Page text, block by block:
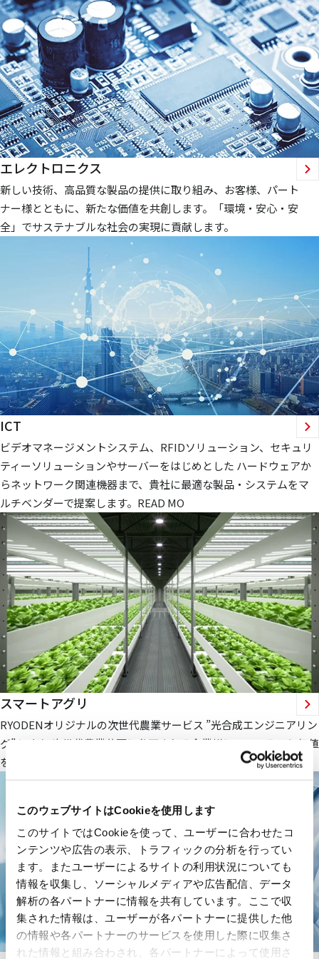
このウェブサイトはCookieを使用します
このサイトではCookieを使って、ユーザーに合わせたコ
ンテンツや広告の表示、トラフィックの分析を行ってい
ます。またユーザーによるサイトの利用状況についても
情報を収集し、ソーシャルメディアや広告配信、データ
解析の各パートナーに情報を共有しています。ここで収
集された情報は、ユーザーが各パートナーに提供した他
の情報や各パートナーのサービスを使用した際に収集さ
れた情報と組み合わされ、各パートナーによって使用さ
エレクトロニクス
新しい技術、高品質な製品の提供に取り組み、お客様、パート
ナー様とともに、新たな価値を共創します。「環境・安心・安
全」でサステナブルな社会の実現に貢献します。
ICT
ビデオマネージメントシステム、RFIDソリューション、セキュリ
ティーソリューションやサーバーをはじめとした ハードウェアか
らネットワーク関連機器まで、貴社に最適な製品・システムをマ
ルチベンダーで提案します。READ MO
スマートアグリ
RYODENオリジナルの次世代農業サービス ”光合成エンジニアリン
グ” により 次世代農業分野に参画される企業様にフィールドと価値
を提供します。